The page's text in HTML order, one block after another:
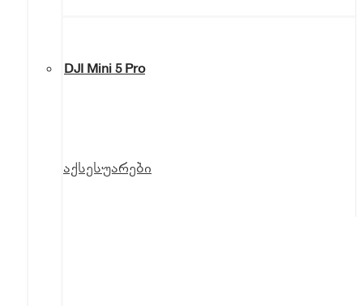
DJI Mini 5 Pro
აქსესუარები